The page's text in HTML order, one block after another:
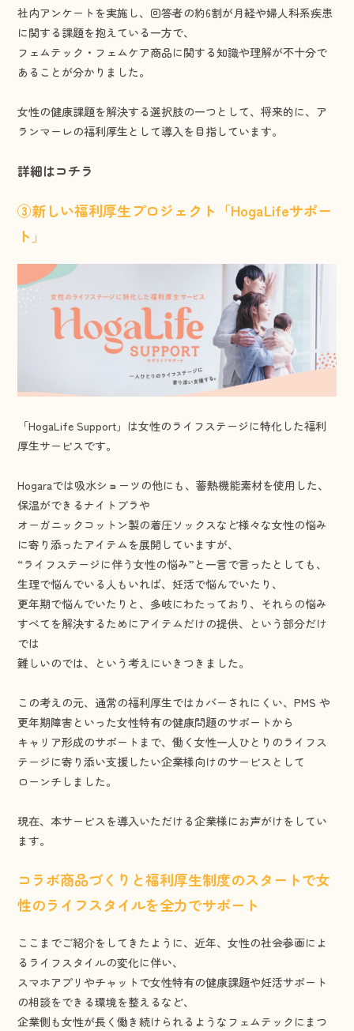
社内アンケートを実施し、回答者の約6割が月経や婦人科系疾患
に関する課題を抱えている一方で、
フェムテック・フェムケア商品に関する知識や理解が不十分で
あることが分かりました。
女性の健康課題を解決する選択肢の一つとして、将来的に、ア
ランマーレの福利厚生として導入を目指しています。
詳細はコチラ
③新しい福利厚生プロジェクト「HogaLifeサポー
ト」
「HogaLife Support」は女性のライフステージに特化した福利
厚生サービスです。
Hogaraでは吸水ショーツの他にも、蓄熱機能素材を使用した、
保温ができるナイトブラや
オーガニックコットン製の着圧ソックスなど様々な女性の悩み
に寄り添ったアイテムを展開していますが、
“ライフステージに伴う女性の悩み”と一言で言ったとしても、
生理で悩んでいる人もいれば、妊活で悩んでいたり、
更年期で悩んでいたりと、多岐にわたっており、それらの悩み
すべてを解決するためにアイテムだけの提供、という部分だけ
では
難しいのでは、という考えにいきつきました。
この考えの元、通常の福利厚生ではカバーされにくい、PMS や
更年期障害といった女性特有の健康問題のサポートから
キャリア形成のサポートまで、働く女性一人ひとりのライフス
テージに寄り添い支援したい企業様向けのサービスとして
ローンチしました。
現在、本サービスを導入いただける企業様にお声がけをしてい
ます。
コラボ商品づくりと福利厚生制度のスタートで女
性のライフスタイルを全力でサポート
ここまでご紹介をしてきたように、近年、女性の社会参画によ
るライフスタイルの変化に伴い、
スマホアプリやチャットで女性特有の健康課題や妊活サポート
の相談をできる環境を整えるなど、
企業側も女性が長く働き続けられるようなフェムテックにまつ